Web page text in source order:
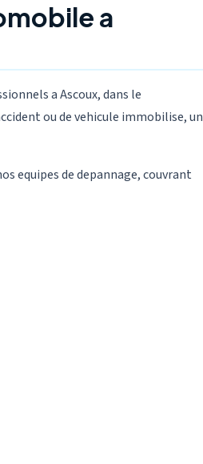
a
a Ascoux, dans le
ou de vehicule immobilise, un
equipes de depannage, couvrant